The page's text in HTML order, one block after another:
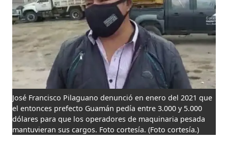
José Francisco Pilaguano denunció en enero del 2021 que
el entonces prefecto Guamán pedía entre 3.000 y 5.000
dólares para que los operadores de maquinaria pesada
mantuvieran sus cargos. Foto cortesía. (Foto cortesía.)